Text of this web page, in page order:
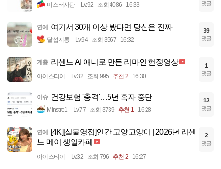
미스터사탄 Lv.92 조회 4086 16:33 댓글
연예 여기서 30개 이상 봤다면 당신은 진짜
달섭지롱 Lv.94 조회 3567 16:32
39
댓글
계층 리센느 AI 애니로 만든 리마인 헌정영상
아이스티이 Lv.32 조회 995 추천 2 16:30
1
댓글
이슈 건강보험 '충격'…5년 흑자 중단
Minstre1 Lv.77 조회 3739 추천 1 16:28
12
댓글
연예
[4K][실물영접]인간 고양고양이 | 2026년 리센
느 메이 생일카페
아이스티이 Lv.32 조회 796 추천 2 16:27
2
댓글